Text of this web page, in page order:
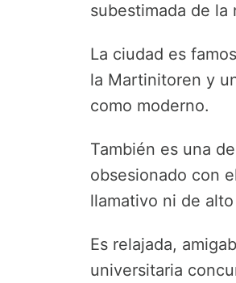
subestimada de la
La ciudad es
la Martinitoren y
como moderno.
También es una
obsesionado con
llamativo ni de
Es relajada,
universitaria